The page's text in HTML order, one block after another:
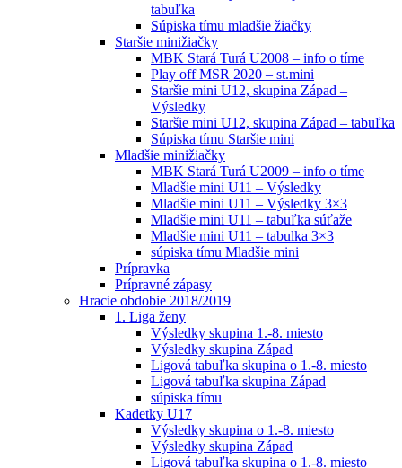
tabuľka
Súpiska tímu mladšie žiačky
Staršie minižiačky
MBK Stará Turá U2008 – info o tíme
Play off MSR 2020 – st.mini
Staršie mini U12, skupina Západ –
Výsledky
Staršie mini U12, skupina Západ – tabuľka
Súpiska tímu Staršie mini
Mladšie minižiačky
MBK Stará Turá U2009 – info o tíme
Mladšie mini U11 – Výsledky
Mladšie mini U11 – Výsledky 3×3
Mladšie mini U11 – tabuľka súťaže
Mladšie mini U11 – tabulka 3×3
súpiska tímu Mladšie mini
Prípravka
Prípravné zápasy
Hracie obdobie 2018/2019
1. Liga ženy
Výsledky skupina 1.-8. miesto
Výsledky skupina Západ
Ligová tabuľka skupina o 1.-8. miesto
Ligová tabuľka skupina Západ
súpiska tímu
Kadetky U17
Výsledky skupina o 1.-8. miesto
Výsledky skupina Západ
Ligová tabuľka skupina o 1.-8. miesto